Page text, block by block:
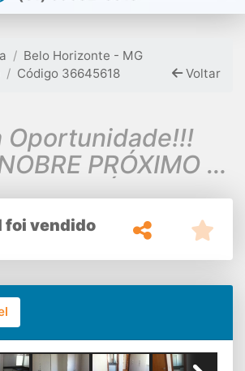
Belo Horizonte - MG
Código 36645618 Voltar
Oportunidade!!!
PRÓXIMO A
foi vendido